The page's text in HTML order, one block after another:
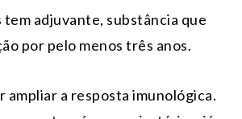
adjuvante, substância que
por pelo menos três anos.
ampliar a resposta imunológica.